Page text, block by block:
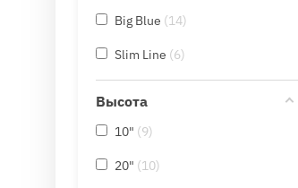
Big Blue 14
Slim Line 6
Высота
10" 9
20" 10